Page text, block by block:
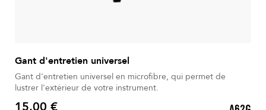
Gant d'entretien universel
Gant d'entretien universel en microfibre, qui permet de
lustrer l'extérieur de votre instrument.